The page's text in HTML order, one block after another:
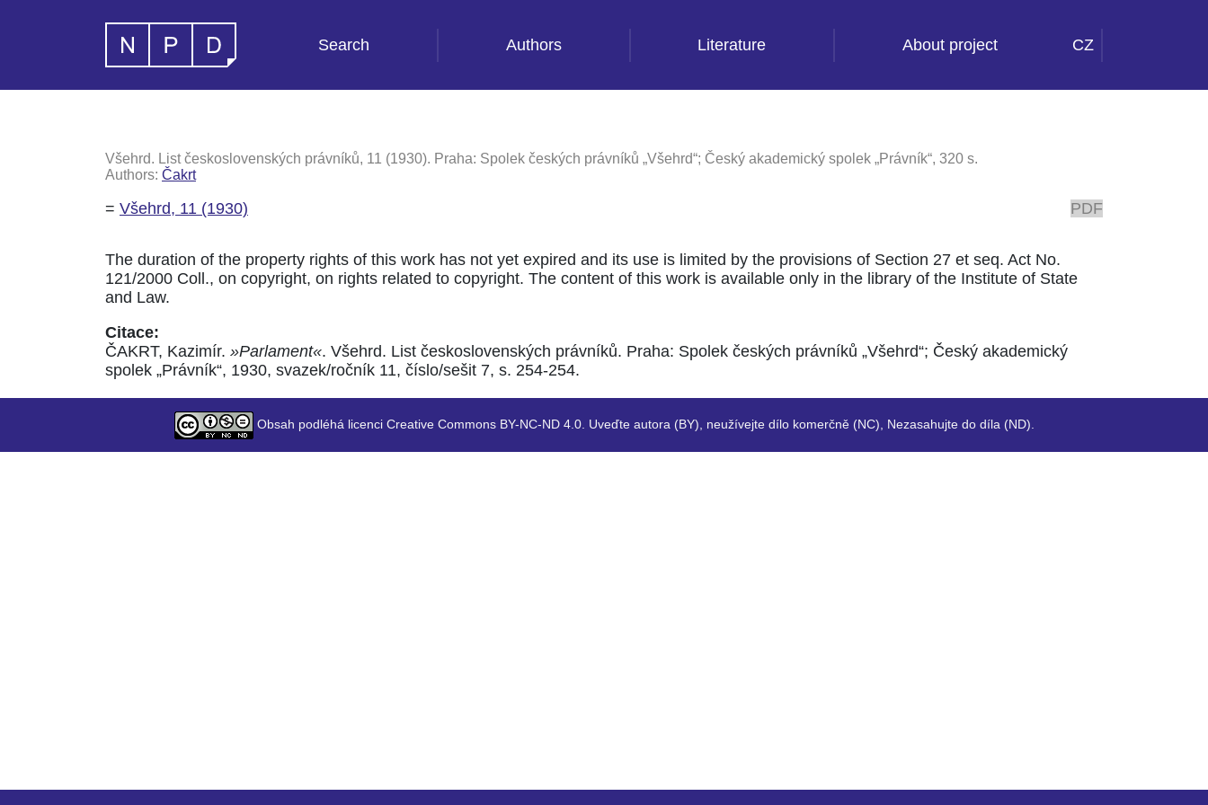
Search Authors Literature About project CZ
Všehrd. List československých právníků, 11 (1930). Praha: Spolek českých právníků „Všehrd“; Český akademický spolek „Právník“, 320 s.
Authors: Čakrt
= Všehrd, 11 (1930) PDF
The duration of the property rights of this work has not yet expired and its use is limited by the provisions of Section 27 et seq. Act No.
121/2000 Coll., on copyright, on rights related to copyright. The content of this work is available only in the library of the Institute of State
and Law.
Citace:
ČAKRT, Kazimír. »Parlament«. Všehrd. List československých právníků. Praha: Spolek českých právníků „Všehrd“; Český akademický
spolek „Právník“, 1930, svazek/ročník 11, číslo/sešit 7, s. 254-254.
Obsah podléhá licenci Creative Commons BY-NC-ND 4.0. Uveďte autora (BY), neužívejte dílo komerčně (NC), Nezasahujte do díla (ND).